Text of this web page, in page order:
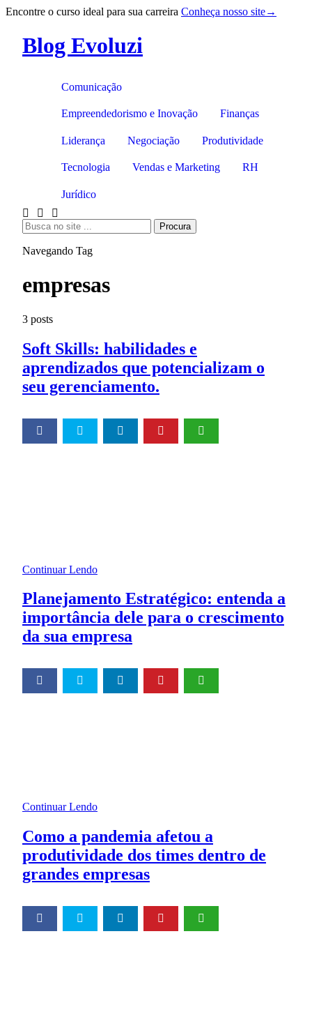
Encontre o curso ideal para sua carreira Conheça nosso site→
paraBlog Evoluzi
Comunicação
Empreendedorismo e Inovação Finanças
Liderança Negociação Produtividade
Tecnologia Vendas e Marketing RH
Jurídico
Procura
Navegando Tag
empresas
3 posts
Soft Skills: habilidades e
aprendizados que potencializam o
seu gerenciamento.
Continuar Lendo
Planejamento Estratégico: entenda a
importância dele para o crescimento
da sua empresa
Continuar Lendo
Como a pandemia afetou a
produtividade dos times dentro de
grandes empresas